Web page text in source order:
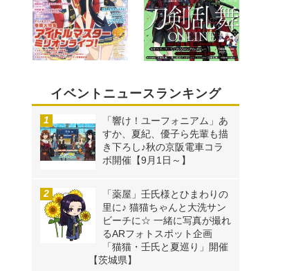
イベントニュースランキング
「響け！ユーフォニアム」あ
すか、夏紀、優子ら先輩も描
き下ろし♪秋の京阪電車コラ
ボ開催【9月1日～】
「薬屋」壬氏様とひまわりの
里に♪ 猫猫ちゃんと大洗サン
ビーチに☆ 一緒に写真が撮れ
るARフォトスポット企画
「猫猫・壬氏と夏巡り」開催
【茨城県】